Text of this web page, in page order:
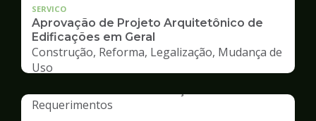
SERVICO
Aprovação de Projeto Arquitetônico de
Edificações em Geral
Construção, Reforma, Legalização, Mudança de
Uso